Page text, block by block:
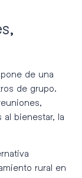
de una
de grupo.
bienestar, la
rural en